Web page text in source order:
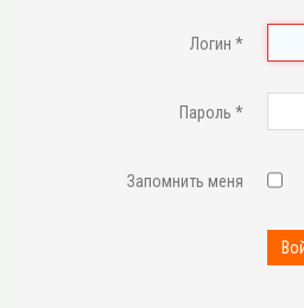
Логин *
Пароль *
Запомнить меня